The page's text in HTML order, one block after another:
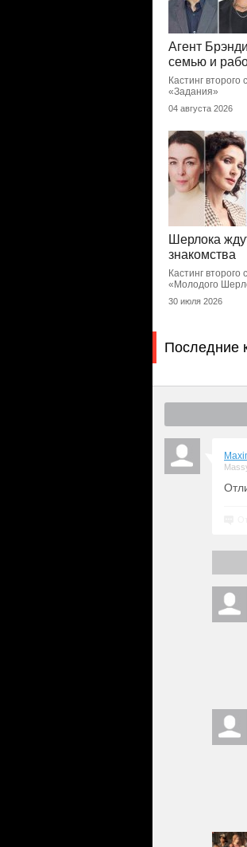
Агент
семью и
Кастинг второго
«Задания»
04 августа 2026
Шерлока
знакомства
Кастинг второго
«Молодого
30 июля 2026
Последние